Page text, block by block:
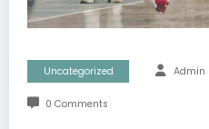
Uncategorized Admin
0 Comments